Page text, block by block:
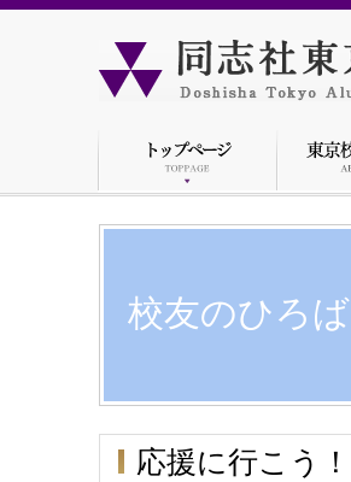
校友のひろば
応援に行こう！